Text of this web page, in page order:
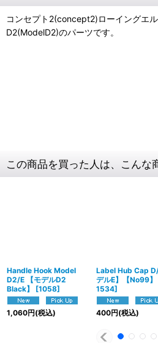
コンセプト2(concept2)ローイングエ
D2(ModelD2)のパーツです。
この商品を買った人は、こんな
Handle Hook Model
D2/E 【モデルD2
Black】
[1058]
1,060円(税込)
Label Hub Cap
デルE】【No99】
1534]
400円(税込)